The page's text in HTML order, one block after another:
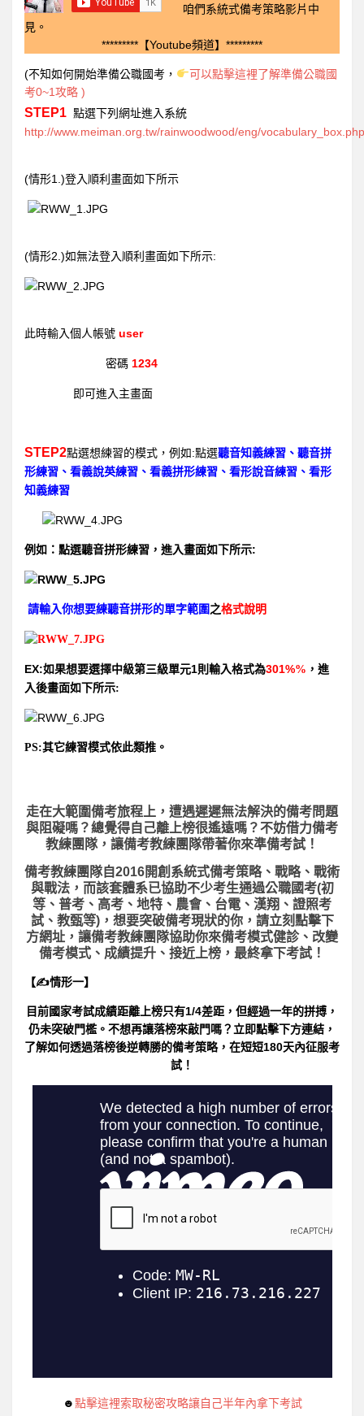
咱們系統式備考策略影片中
見。
*********【Youtube頻道】*********
(不知如何開始準備公職國考，
可以點擊這裡了解準備公職國
考0~1攻略 )
STEP1 點選下列網址進入系統
http://www.meiman.org.tw/rainwoodwood/eng/vocabulary_box.php
(情形1.)登入順利畫面如下所示
(情形2.)如無法登入順利畫面如下所示:
此時輸入個人帳號 user
密碼 1234
即可進入主畫面
STEP2點選想練習的模式，例如 :點選聽音知義練習、聽音拼
形練習、看義說英練習、看義拼形練習、看形說音練習、看形
知義練習
例如：點選聽音拼形練習，進入畫面如下所示:
請輸入你想要練聽音拼形的單字範圍 之格式說明
EX:如果想要選擇中級第三級單元1則輸入格式為301%% ，進
入後畫面如下所示:
PS:其它練習模式依此類推。
走在大範圍備考旅程上， 遭遇遲遲無法解決的備考問題
與阻礙嗎？總覺得自己離上榜很遙遠嗎？不妨借力備考
教練團隊，讓備考教練團隊帶著你來準備考試！
備考教練團隊自2016開創系統式備考策略、戰略、戰術
與戰法，而該套體系已協助不少考生通過公職國考(初
等、普考、高考、地特、農會、台電、漢翔、證照考
試、教甄等)，想要突破備考現狀的你，請立刻點擊下
方網址，讓備考教練團隊協助你來備考模式健診、改變
備考模式、成績提升、接近上榜，最終拿下考試！
【✍情形一】
目前國家考試成績距離上榜只有1/4差距，但經過一年的拼搏，
仍未突破門檻。不想再讓落榜來敲門嗎？立即點擊下方連結，
了解如何透過落榜後逆轉勝的備考策略，在短短180天內征服考
試！
☻點擊這裡索取秘密攻略讓自己半年內拿下考試